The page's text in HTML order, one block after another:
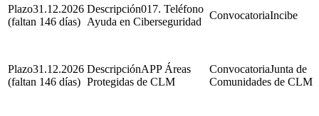
31.12.2026
(faltan 146 días)
017. Teléfono
Ayuda en Ciberseguridad
Incibe
31.12.2026
(faltan 146 días)
APP Áreas
Protegidas de CLM
Junta de
Comunidades de CLM